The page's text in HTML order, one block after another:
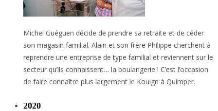
Michel Guéguen décide de prendre sa retraite et de céder
son magasin familial. Alain et son frère Philippe cherchent à
reprendre une entreprise de type familial et reviennent sur le
secteur qu’ils connaissent… la boulangerie ! C’est l’occasion
de faire connaître plus largement le Kouign à Quimper.
2020